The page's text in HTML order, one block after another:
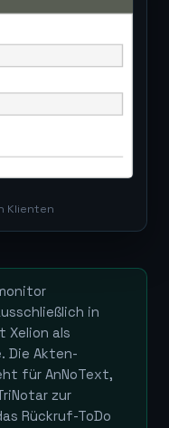
Klienten
in
Xelion als
Die Akten-
für AnNoText,
zur
Rückruf-ToDo